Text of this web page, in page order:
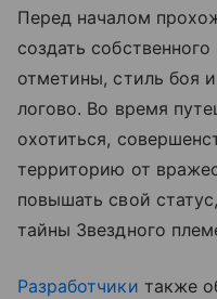
Перед началом
создать
отметины, стиль боя
логово. Во время
охотиться,
территорию от
повышать свой
тайны Звездного
Разработчики также